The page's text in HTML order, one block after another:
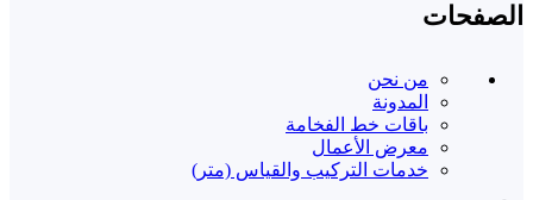
الصفحات
من نحن
المدونة
باقات خط الفخامة
معرض الأعمال
خدمات التركيب والقياس (متر)